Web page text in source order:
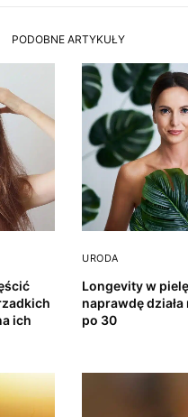
PODOBNE ARTYKUŁY
ich
URODA
Longevity w
naprawdę działa
po 30